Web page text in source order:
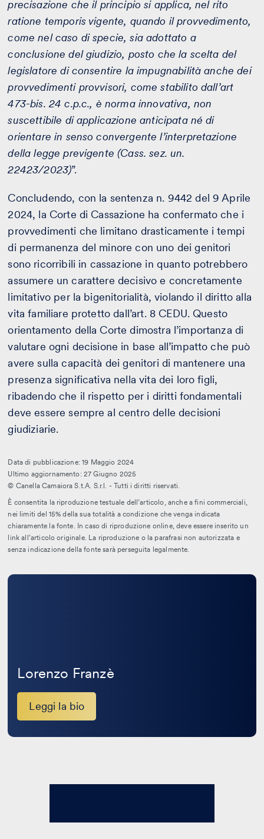
precisazione che il principio si applica, nel rito
ratione temporis vigente, quando il provvedimento,
come nel caso di specie, sia adottato a
conclusione del giudizio, posto che la scelta del
legislatore di consentire la impugnabilità anche dei
provvedimenti provvisori, come stabilito dall’art
473-bis. 24 c.p.c., è norma innovativa, non
suscettibile di applicazione anticipata né di
orientare in senso convergente l’interpretazione
della legge previgente (Cass. sez. un.
22423/2023)”.
Concludendo, con la sentenza n. 9442 del 9 Aprile
2024, la Corte di Cassazione ha confermato che i
provvedimenti che limitano drasticamente i tempi
di permanenza del minore con uno dei genitori
sono ricorribili in cassazione in quanto potrebbero
assumere un carattere decisivo e concretamente
limitativo per la bigenitorialità, violando il diritto alla
vita familiare protetto dall’art. 8 CEDU. Questo
orientamento della Corte dimostra l’importanza di
valutare ogni decisione in base all’impatto che può
avere sulla capacità dei genitori di mantenere una
presenza significativa nella vita dei loro figli,
ribadendo che il rispetto per i diritti fondamentali
deve essere sempre al centro delle decisioni
giudiziarie.
Data di pubblicazione: 19 Maggio 2024
Ultimo aggiornamento: 27 Giugno 2025
© Canella Camaiora S.t.A. S.r.l. - Tutti i diritti riservati.
È consentita la riproduzione testuale dell’articolo, anche a fini commerciali,
nei limiti del 15% della sua totalità a condizione che venga indicata
chiaramente la fonte. In caso di riproduzione online, deve essere inserito un
link all’articolo originale. La riproduzione o la parafrasi non autorizzata e
senza indicazione della fonte sarà perseguita legalmente.
Lorenzo Franzè
Leggi la bio
Leggi